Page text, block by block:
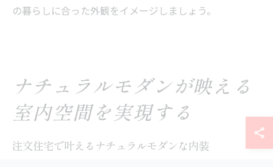
の暮らしに合った外観をイメージしましょう。
ナチュラルモダンが映える
室内空間を実現する
注文住宅で叶えるナチュラルモダンな内装